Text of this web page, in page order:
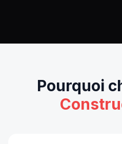
Pourquoi